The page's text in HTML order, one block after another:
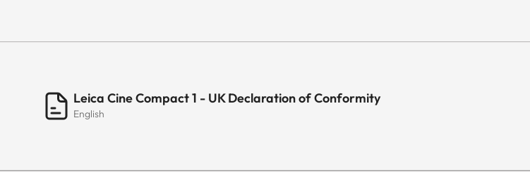
Leica Cine Compact 1 - UK Declaration of Conformity
English